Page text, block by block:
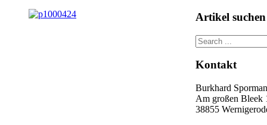
Artikel suchen
Kontakt
Burkhard
Am großen Bleek
38855